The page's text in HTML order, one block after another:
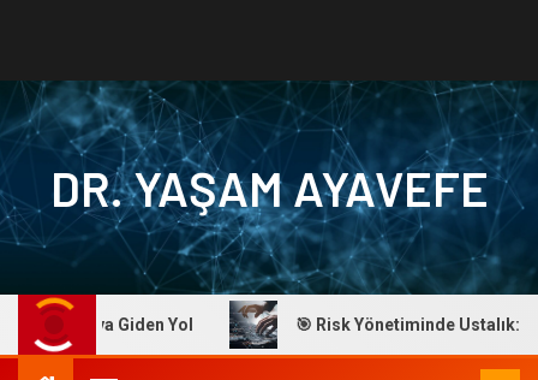
DR. YAŞAM AYAVEFE
Giden Yol 🎯 Risk Yönetiminde Ustalık: Dr.